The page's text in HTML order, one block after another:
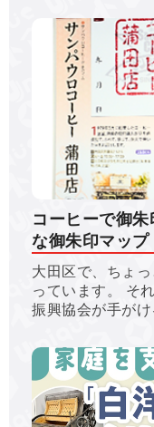
コーヒーで御
な御朱印マップ
大田区で、ちょっ
っています。 そ
振興協会が手が